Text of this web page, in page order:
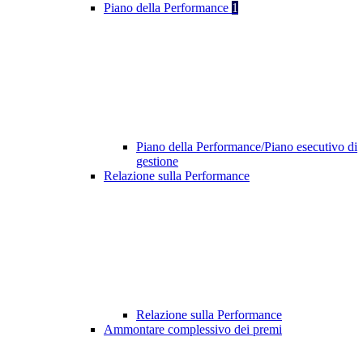
Piano della Performance 1
Piano della Performance/Piano esecutivo di
gestione
Relazione sulla Performance
Relazione sulla Performance
Ammontare complessivo dei premi